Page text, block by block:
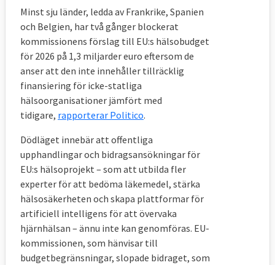
Minst sju länder, ledda av Frankrike, Spanien
och Belgien, har två gånger blockerat
kommissionens förslag till EU:s hälsobudget
för 2026 på 1,3 miljarder euro eftersom de
anser att den inte innehåller tillräcklig
finansiering för icke-statliga
hälsoorganisationer jämfört med
tidigare, rapporterar Politico.
Dödläget innebär att offentliga
upphandlingar och bidragsansökningar för
EU:s hälsoprojekt – som att utbilda fler
experter för att bedöma läkemedel, stärka
hälsosäkerheten och skapa plattformar för
artificiell intelligens för att övervaka
hjärnhälsan – ännu inte kan genomföras. EU-
kommissionen, som hänvisar till
budgetbegränsningar, slopade bidraget, som